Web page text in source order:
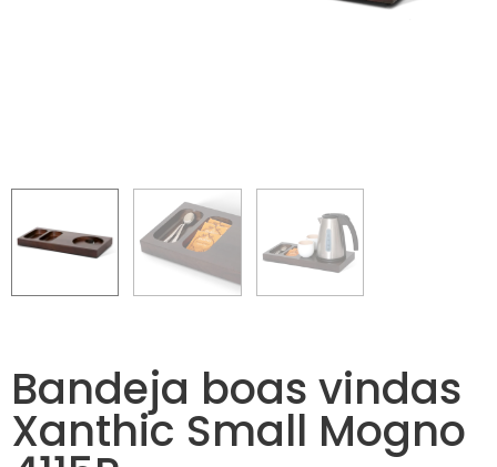
Bandeja boas vindas
Xanthic Small Mogno